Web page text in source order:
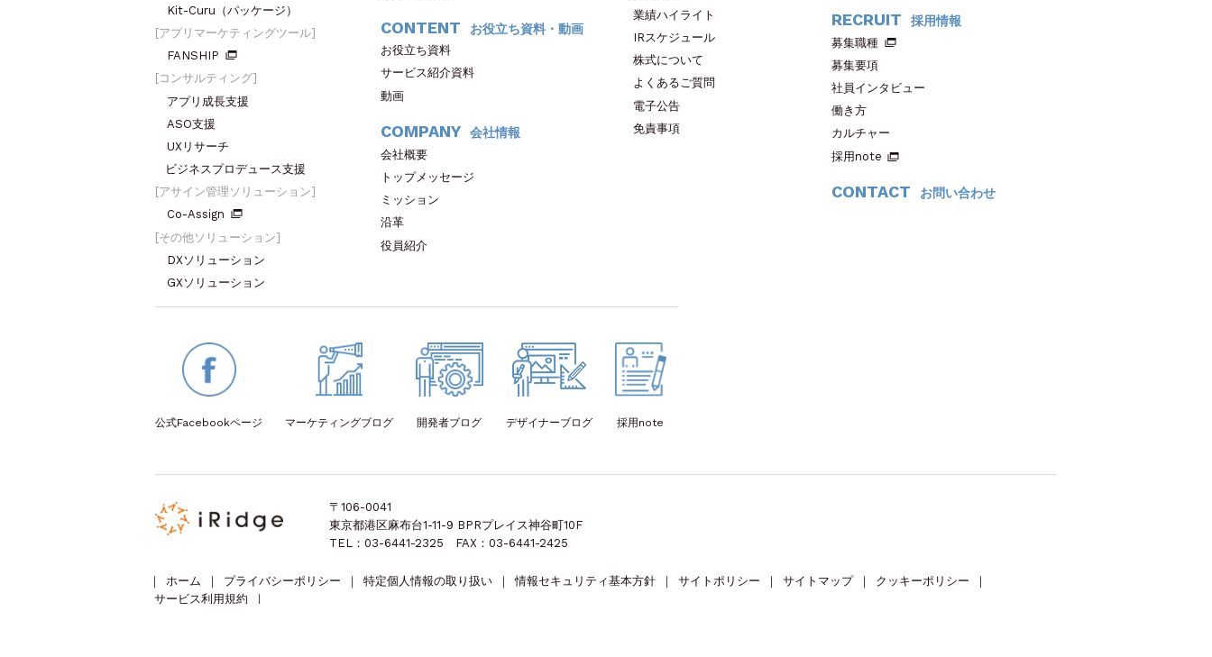
Kit-Curu（パッケージ）
アプリマーケティングツール
FANSHIP
コンサルティング
アプリ成長支援
ASO支援
UXリサーチ
ビジネスプロデュース支援
アサイン管理ソリューション
Co-Assign
その他ソリューション
DXソリューション
GXソリューション
CONTENT お役立ち資料・動画
お役立ち資料
サービス紹介資料
動画
COMPANY 会社情報
会社概要
トップメッセージ
ミッション
沿革
役員紹介
業績ハイライト
IRスケジュール
株式について
よくあるご質問
電子公告
免責事項
RECRUIT 採用情報
募集職種
募集要項
社員インタビュー
働き方
カルチャー
採用note
CONTACT お問い合わせ
公式Facebookページ マーケティングブログ 開発者ブログ デザイナーブログ 採用note
〒106-0041
東京都港区麻布台1-11-9 BPRプレイス神谷町10F
TEL：03-6441-2325 FAX：03-6441-2425
｜ ホーム ｜ プライバシーポリシー ｜ 特定個人情報の取り扱い ｜ 情報セキュリティ基本方針 ｜ サイトポリシー ｜ サイトマップ ｜ クッキーポリシー
｜
サービス利用規約
｜